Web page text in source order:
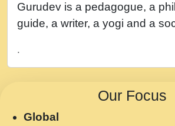
बगड नसब कसन सवर तर बगर Shri
shastri ji maharaj.mp3
Chahe Ram Ho Chahe Shyam
मझ अपन जवन बनन न आय, रठ हर
Gurudev is a pedagogue, a
guide, a writer, a yogi and a
.
Our Focus
Global